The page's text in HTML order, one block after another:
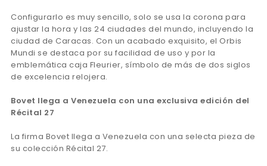
Configurarlo es muy sencillo, solo se usa la corona para
ajustar la hora y las 24 ciudades del mundo, incluyendo la
ciudad de Caracas. Con un acabado exquisito, el Orbis
Mundi se destaca por su facilidad de uso y por la
emblemática caja Fleurier, símbolo de más de dos siglos
de excelencia relojera.
Bovet llega a Venezuela con una exclusiva edición del
Récital 27
La firma Bovet llega a Venezuela con una selecta pieza de
su colección Récital 27.